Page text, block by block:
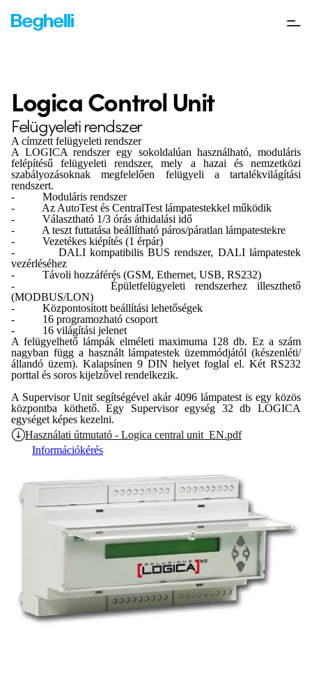
Logica Control Unit
Felügyeleti rendszer
A címzett felügyeleti rendszer
A LOGICA rendszer egy sokoldalúan használható, moduláris
felépítésű felügyeleti rendszer, mely a hazai és nemzetközi
szabályozásoknak megfelelően felügyeli a tartalékvilágítási
rendszert.
- Moduláris rendszer
- Az AutoTest és CentralTest lámpatestekkel működik
- Választható 1/3 órás áthidalási idő
- A teszt futtatása beállítható páros/páratlan lámpatestekre
- Vezetékes kiépítés (1 érpár)
- DALI kompatibilis BUS rendszer, DALI lámpatestek
vezérléséhez
- Távoli hozzáférés (GSM, Ethernet, USB, RS232)
- Épületfelügyeleti rendszerhez illeszthető
(MODBUS/LON)
- Központosított beállítási lehetőségek
- 16 programozható csoport
- 16 világítási jelenet
A felügyelhető lámpák elméleti maximuma 128 db. Ez a szám
nagyban függ a használt lámpatestek üzemmódjától (készenléti/
állandó üzem). Kalapsínen 9 DIN helyet foglal el. Két RS232
porttal és soros kijelzővel rendelkezik.
A Supervisor Unit segítségével akár 4096 lámpatest is egy közös
központba köthető. Egy Supervisor egység 32 db LOGICA
egységet képes kezelni.
Használati útmutató - Logica central unit_EN.pdf
Információkérés